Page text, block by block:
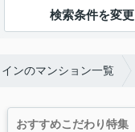
検索条件を変更
ンのマンション一覧
おすすめこだわり特集